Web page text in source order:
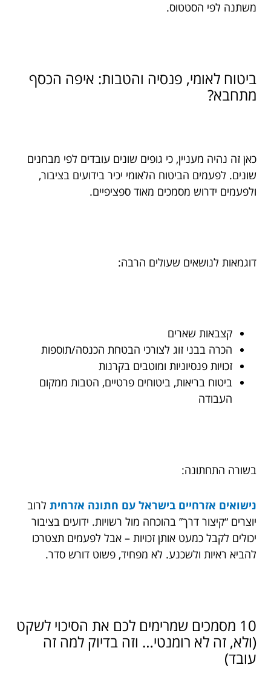
משתנה לפי הסטטוס.
ביטוח לאומי, פנסיה והטבות: איפה הכסף
מתחבא?
כאן זה נהיה מעניין, כי גופים שונים עובדים לפי מבחנים
שונים. לפעמים הביטוח הלאומי יכיר בידועים בציבור,
ולפעמים ידרוש מסמכים מאוד ספציפיים.
דוגמאות לנושאים שעולים הרבה:
קצבאות שארים
הכרה בבני זוג לצורכי הבטחת הכנסה/תוספות
זכויות פנסיוניות ומוטבים בקרנות
ביטוח בריאות, ביטוחים פרטיים, הטבות ממקום
העבודה
בשורה התחתונה:
נישואים אזרחיים בישראל עם חתונה אזרחית לרוב
יוצרים “קיצור דרך” בהוכחה מול רשויות. ידועים בציבור
יכולים לקבל כמעט אותן זכויות – אבל לפעמים תצטרכו
להביא ראיות ולשכנע. לא מפחיד, פשוט דורש סדר.
10 מסמכים שמרימים לכם את הסיכוי לשקט
(ולא, זה לא רומנטי… וזה בדיוק למה זה
עובד)